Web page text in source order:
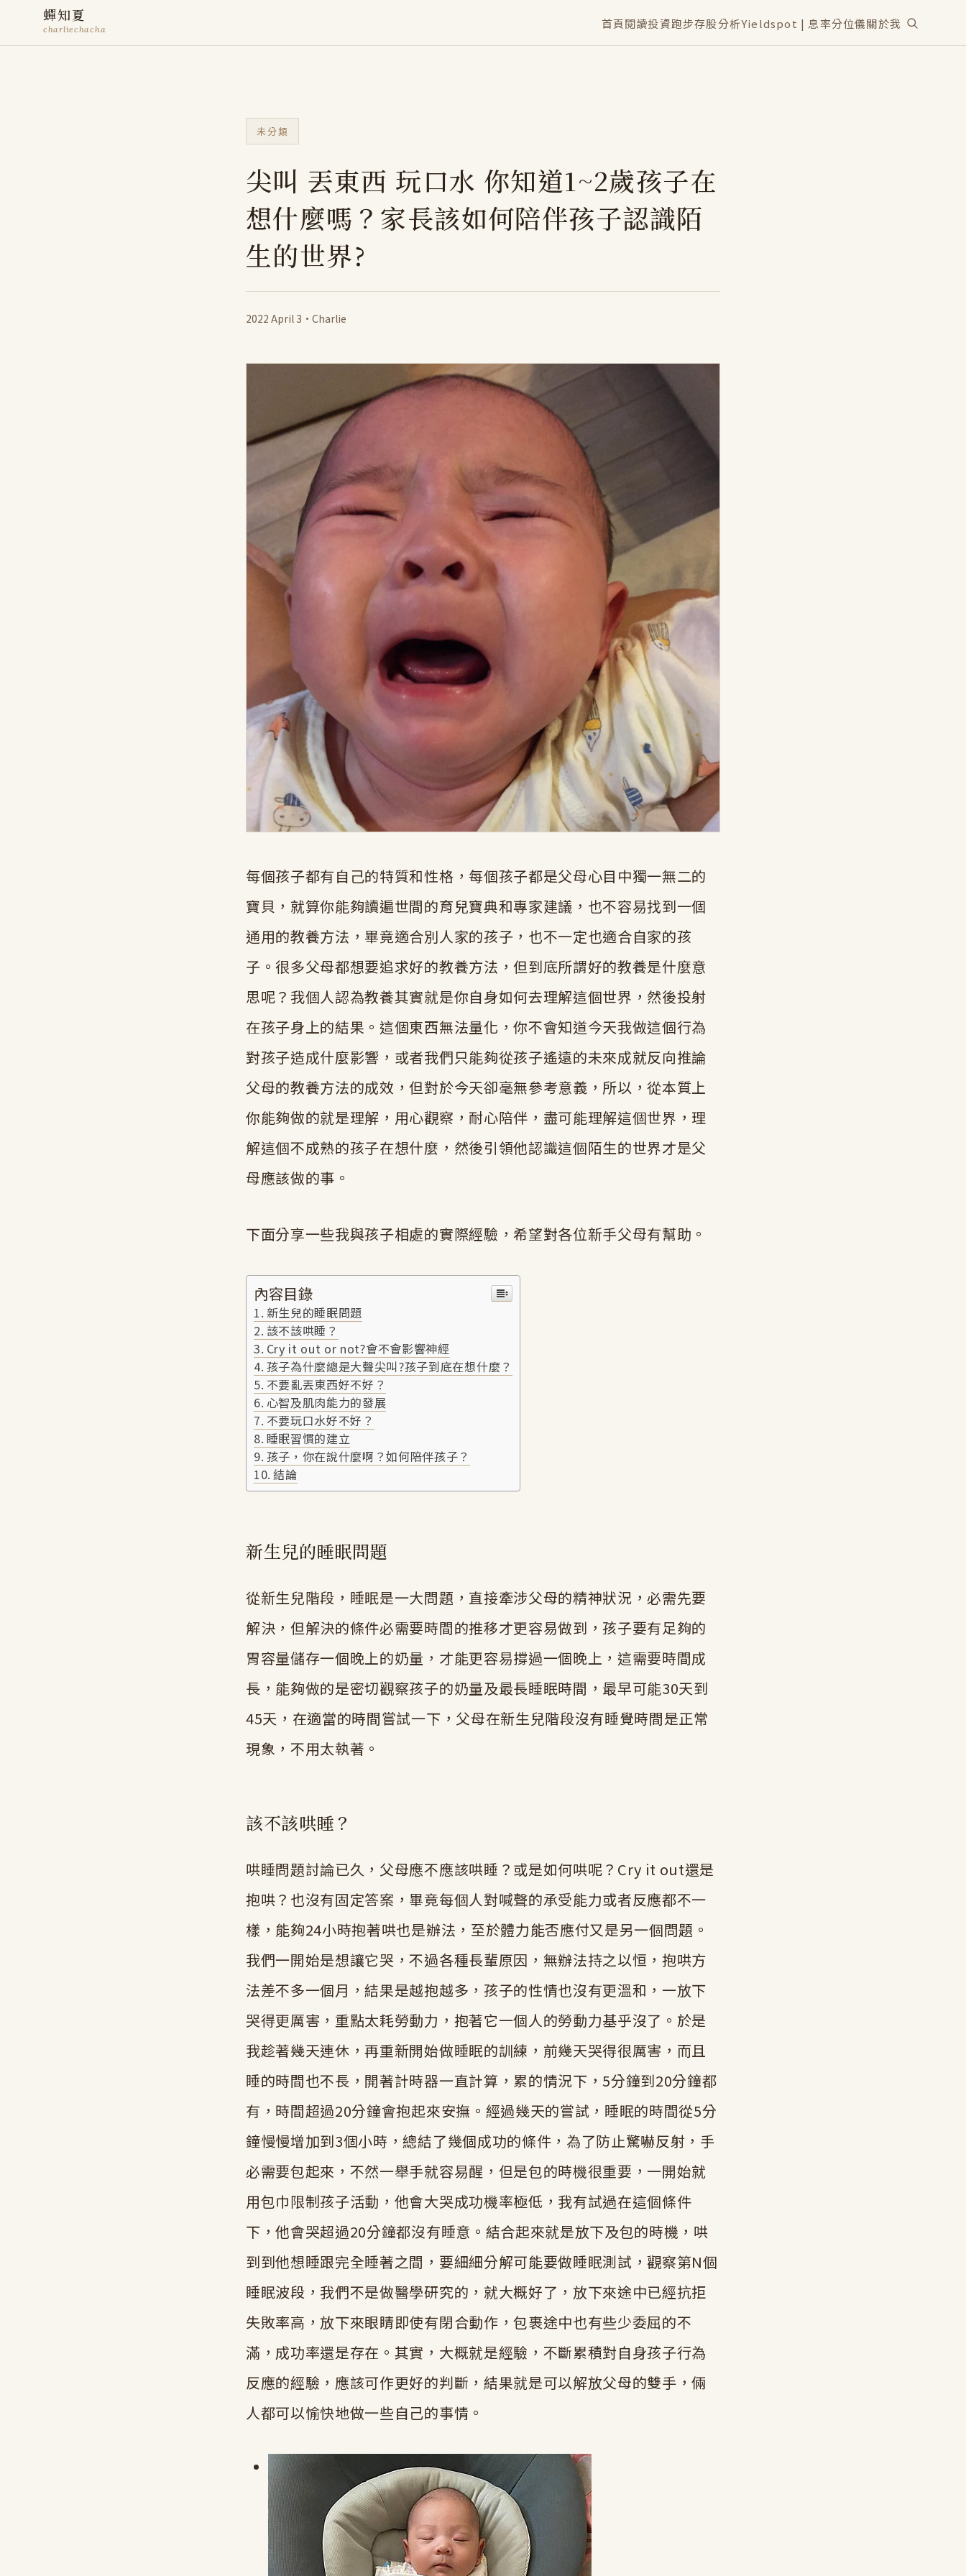
蟬知夏
charliechacha 首頁閱讀投資跑步存股分析Yieldspot | 息率分位儀關於我
未分類
尖叫 丟東西 玩口水 你知道1~2歲孩子在
想什麼嗎？家長該如何陪伴孩子認識陌
生的世界?
2022 April 3 · Charlie
每個孩子都有自己的特質和性格，每個孩子都是父母心目中獨一無二的
寶貝，就算你能夠讀遍世間的育兒寶典和專家建議，也不容易找到一個
通用的教養方法，畢竟適合別人家的孩子，也不一定也適合自家的孩
子。很多父母都想要追求好的教養方法，但到底所謂好的教養是什麼意
思呢？我個人認為教養其實就是你自身如何去理解這個世界，然後投射
在孩子身上的結果。這個東西無法量化，你不會知道今天我做這個行為
對孩子造成什麼影響，或者我們只能夠從孩子遙遠的未來成就反向推論
父母的教養方法的成效，但對於今天卻毫無參考意義，所以，從本質上
你能夠做的就是理解，用心觀察，耐心陪伴，盡可能理解這個世界，理
解這個不成熟的孩子在想什麼，然後引領他認識這個陌生的世界才是父
母應該做的事。
下面分享一些我與孩子相處的實際經驗，希望對各位新手父母有幫助。
內容目錄
新生兒的睡眠問題
該不該哄睡？
Cry it out or not?會不會影響神經
孩子為什麼總是大聲尖叫?孩子到底在想什麼？
不要亂丟東西好不好？
心智及肌肉能力的發展
不要玩口水好不好？
睡眠習慣的建立
孩子，你在說什麼啊？如何陪伴孩子？
結論
新生兒的睡眠問題
從新生兒階段，睡眠是一大問題，直接牽涉父母的精神狀況，必需先要
解決，但解決的條件必需要時間的推移才更容易做到，孩子要有足夠的
胃容量儲存一個晚上的奶量，才能更容易撐過一個晚上，這需要時間成
長，能夠做的是密切觀察孩子的奶量及最長睡眠時間，最早可能30天到
45天，在適當的時間嘗試一下，父母在新生兒階段沒有睡覺時間是正常
現象，不用太執著。
該不該哄睡？
哄睡問題討論已久，父母應不應該哄睡？或是如何哄呢？Cry it out還是
抱哄？也沒有固定答案，畢竟每個人對喊聲的承受能力或者反應都不一
樣，能夠24小時抱著哄也是辦法，至於體力能否應付又是另一個問題。
我們一開始是想讓它哭，不過各種長輩原因，無辦法持之以恒，抱哄方
法差不多一個月，結果是越抱越多，孩子的性情也沒有更溫和，一放下
哭得更厲害，重點太耗勞動力，抱著它一個人的勞動力基乎沒了。於是
我趁著幾天連休，再重新開始做睡眠的訓練，前幾天哭得很厲害，而且
睡的時間也不長，開著計時器一直計算，累的情況下，5分鐘到20分鐘都
有，時間超過20分鐘會抱起來安撫。經過幾天的嘗試，睡眠的時間從5分
鐘慢慢增加到3個小時，總結了幾個成功的條件，為了防止驚嚇反射，手
必需要包起來，不然一舉手就容易醒，但是包的時機很重要，一開始就
用包巾限制孩子活動，他會大哭成功機率極低，我有試過在這個條件
下，他會哭超過20分鐘都沒有睡意。結合起來就是放下及包的時機，哄
到到他想睡跟完全睡著之間，要細細分解可能要做睡眠測試，觀察第N個
睡眠波段，我們不是做醫學研究的，就大概好了，放下來途中已經抗拒
失敗率高，放下來眼睛即使有閉合動作，包裹途中也有些少委屈的不
滿，成功率還是存在。其實，大概就是經驗，不斷累積對自身孩子行為
反應的經驗，應該可作更好的判斷，結果就是可以解放父母的雙手，倆
人都可以愉快地做一些自己的事情。